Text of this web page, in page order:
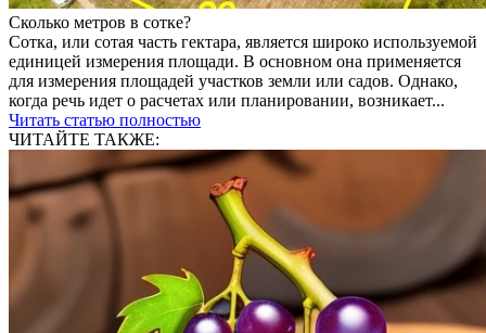
Сколько метров в сотке?
Сотка, или сотая часть гектара, является широко используемой
единицей измерения площади. В основном она применяется
для измерения площадей участков земли или садов. Однако,
когда речь идет о расчетах или планировании, возникает...
Читать статью полностью
ЧИТАЙТЕ ТАКЖЕ: